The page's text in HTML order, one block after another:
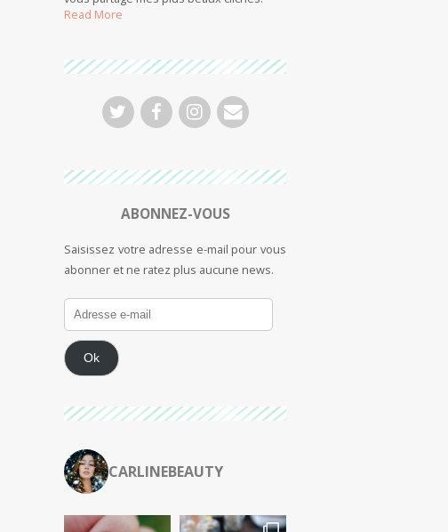
Read More
ABONNEZ-VOUS
Saisissez votre adresse e-mail pour vous
abonner et ne ratez plus aucune news.
Ok
CARLINEBEAUTY